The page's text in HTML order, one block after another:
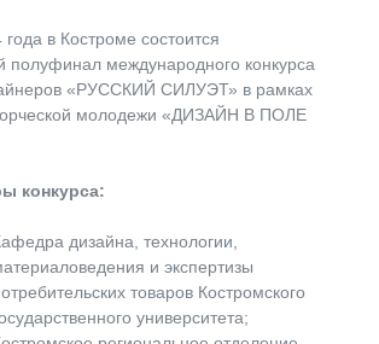
в Костроме состоится
полуфинал международного конкурса
«РУССКИЙ СИЛУЭТ» в рамках
молодежи «ДИЗАЙН В ПОЛЕ
конкурса:
дизайна, технологии,
и экспертизы
товаров Костромского
университета;